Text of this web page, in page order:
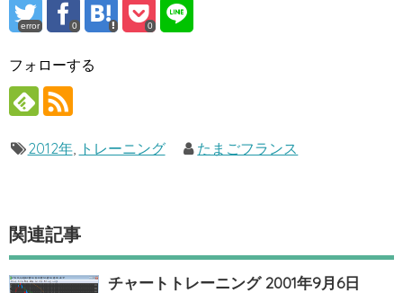
error 0 0
フォローする
2012年, トレーニング たまごフランス
関連記事
チャートトレーニング 2001年9月6日